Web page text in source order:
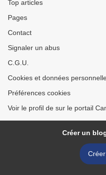
Top articles
Pages
Contact
Signaler un abus
C.G.U.
Cookies et données
Préférences cookies
Voir le profil de sur le portail
Créer un